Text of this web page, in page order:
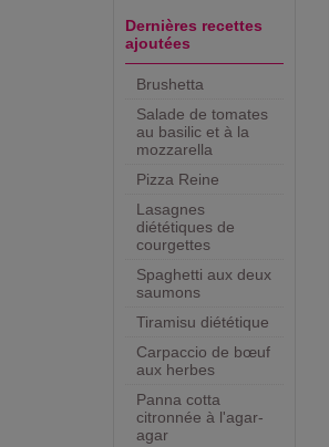
Dernières recettes
ajoutées
Brushetta
Salade de tomates
au basilic et à la
mozzarella
Pizza Reine
Lasagnes
diététiques de
courgettes
Spaghetti aux deux
saumons
Tiramisu diététique
Carpaccio de bœuf
aux herbes
Panna cotta
citronnée à l'agar-
agar